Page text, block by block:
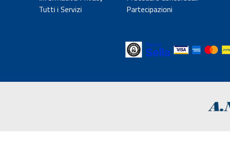
Tutti i Servizi
Partecipazioni